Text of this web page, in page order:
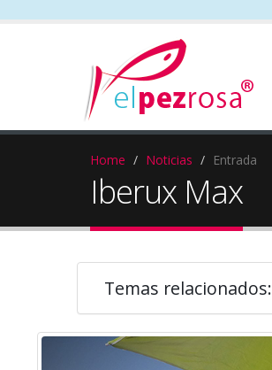
Home Noticias Entrada
Iberux Max
Temas relacionados: